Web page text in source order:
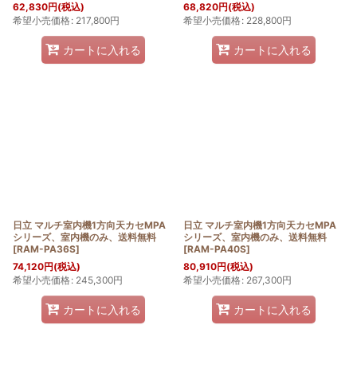
62,830円(税込)
希望小売価格: 217,800円
カートに入れる
68,820円(税込)
希望小売価格: 228,800円
カートに入れる
日立 マルチ室内機1方向天カセMPA
シリーズ、室内機のみ、送料無料
[RAM-PA36S]
74,120円(税込)
希望小売価格: 245,300円
カートに入れる
日立 マルチ室内機1方向天カセMPA
シリーズ、室内機のみ、送料無料
[RAM-PA40S]
80,910円(税込)
希望小売価格: 267,300円
カートに入れる